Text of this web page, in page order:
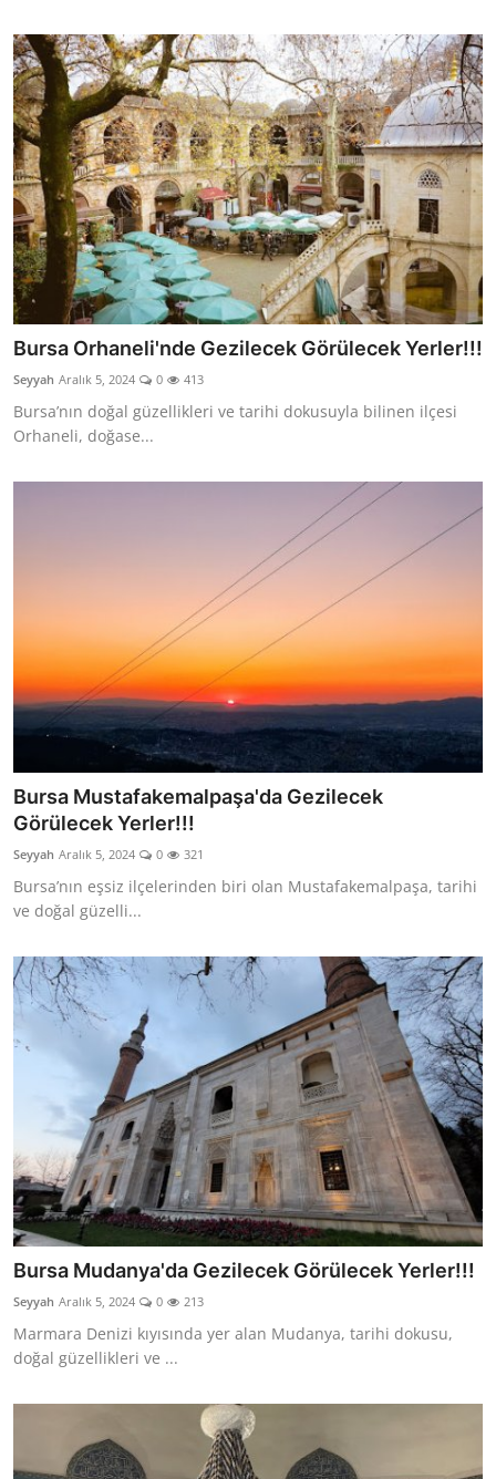
Bursa Orhaneli'nde Gezilecek Görülecek Yerler!!!
Seyyah Aralık 5, 2024 0 413
Bursa’nın doğal güzellikleri ve tarihi dokusuyla bilinen ilçesi
Orhaneli, doğase...
Bursa Mustafakemalpaşa'da Gezilecek
Görülecek Yerler!!!
Seyyah Aralık 5, 2024 0 321
Bursa’nın eşsiz ilçelerinden biri olan Mustafakemalpaşa, tarihi
ve doğal güzelli...
Bursa Mudanya'da Gezilecek Görülecek Yerler!!!
Seyyah Aralık 5, 2024 0 213
Marmara Denizi kıyısında yer alan Mudanya, tarihi dokusu,
doğal güzellikleri ve ...